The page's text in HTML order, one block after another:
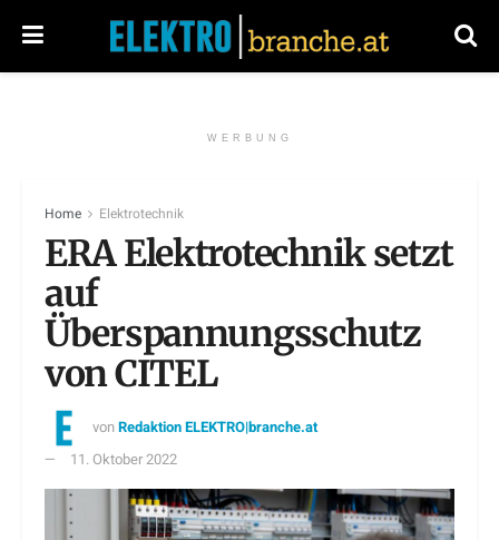
WERBUNG
Home Elektrotechnik
ERA Elektrotechnik setzt
auf
Überspannungsschutz
von CITEL
vonRedaktion ELEKTRO|branche.at
11. Oktober 2022